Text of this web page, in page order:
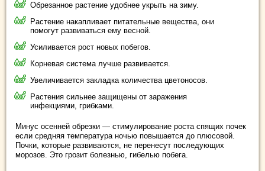
Обрезанное растение удобнее укрыть на зиму.
Растение накапливает питательные вещества, они
помогут развиваться ему весной.
Усиливается рост новых побегов.
Корневая система лучше развивается.
Увеличивается закладка количества цветоносов.
Растения сильнее защищены от заражения
инфекциями, грибками.
Минус осенней обрезки — стимулирование роста спящих почек
если средняя температура ночью повышается до плюсовой.
Почки, которые развиваются, не перенесут последующих
морозов. Это грозит болезнью, гибелью побега.